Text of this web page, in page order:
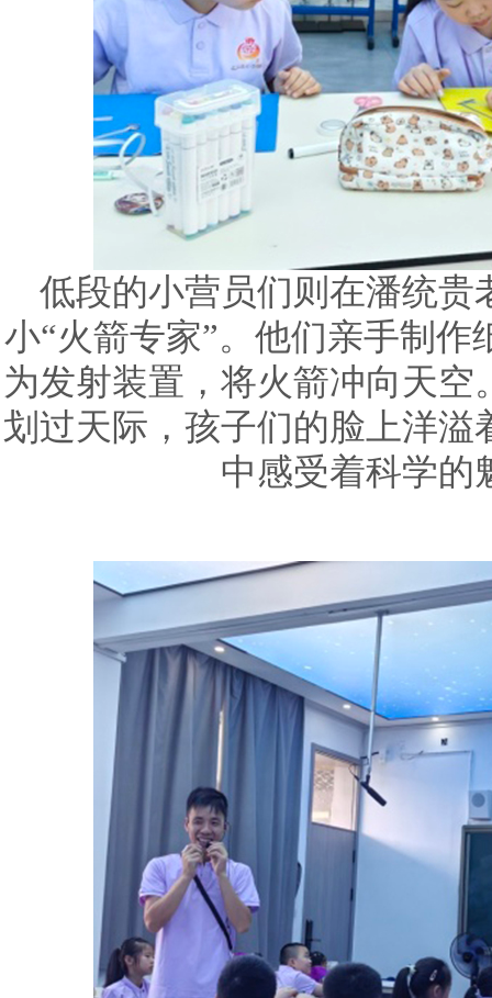
低段的小营员们则在潘统贵
小“火箭专家”。他们亲手制
为发射装置，将火箭冲向天
划过天际，孩子们的脸上洋
中感受着科学的